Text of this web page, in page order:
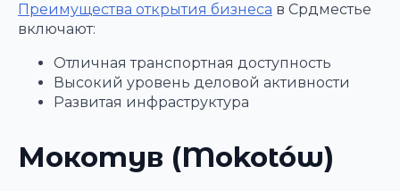
Преимущества открытия бизнеса в Срдместье
включают:
Отличная транспортная доступность
Высокий уровень деловой активности
Развитая инфраструктура
Мокотув (Mokotów)